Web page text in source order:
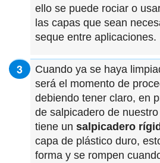
ello se puede rociar o
las capas que sean
seque entre aplicaciones.
Cuando ya se haya
será el momento de
debiendo tener claro, en
de salpicadero de
tiene un salpicadero
capa de plástico duro,
forma y se rompen